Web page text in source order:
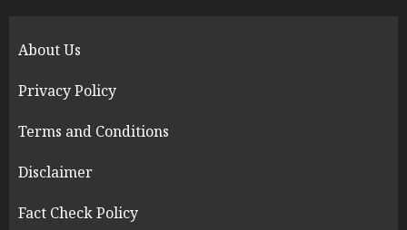
About Us
Privacy Policy
Terms and Conditions
Disclaimer
Fact Check Policy